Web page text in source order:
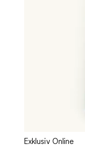
Exklusiv Online